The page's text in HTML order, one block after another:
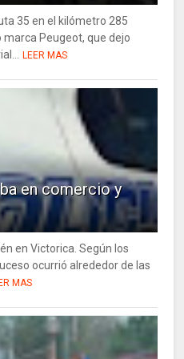
35 en el kilómetro 285
Peugeot, que dejo
LEER MAS
en comercio y
en Victorica. Según los
ocurrió alrededor de las
MAS